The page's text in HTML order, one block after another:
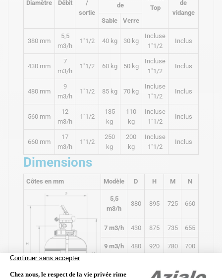
Diamètre Débit
/
sortie
de
Top
de
vidange
Sable
Verre
380 mm
5,5
m3/h
1"1/2 40 kg 30 kg
Incluse
1"1/2
Inclus
430 mm
7
m3/h
1"1/2 60 kg 50 kg
Incluse
1"1/2
Inclus
480 mm
9
m3/h
1"1/2 85 kg 70 kg
Incluse
1"1/2
Inclus
560 mm
12
m3/h
1"1/2
135
kg
110
kg
Incluse
1"1/2
Inclus
660 mm
17
m3/h
1"1/2
250
kg
200
kg
Incluse
1"1/2
Inclus
Dimensions
Côtes en mm Modèle D H M N
5,5
m3/h
380 895 725 660
7 m3/h 430 875 735 655
9 m3/h 480 920 780 700
m3/h
995 855 775